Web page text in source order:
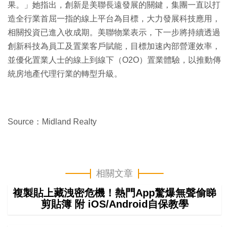
果。」她指出，創新是美聯長遠發展的關鍵，集團一直以打
造全行業首屈一指的線上平台為目標，大力發展科技應用，
相關投資已進入收成期。美聯物業表示，下一步將持續透過
創新科技為員工及置業客戶賦能，目標加速內部營運效率，
並優化置業人士的線上到線下（O2O）置業體驗，以推動傳
統房地產代理行業的轉型升級。
Source：Midland Realty
相關文章
複製貼上藏洩密危機！熱門App驚爆無聲偷睇
剪貼簿 附 iOS/Android自保教學